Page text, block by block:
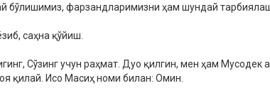
бўлишимиз, фарзандларимизни ҳам шундай
саҳна қўйиш.
Сўзинг учун раҳмат. Дуо қилгин, мен ҳам Мусодек
қилай. Исо Масиҳ номи билан: Омин.